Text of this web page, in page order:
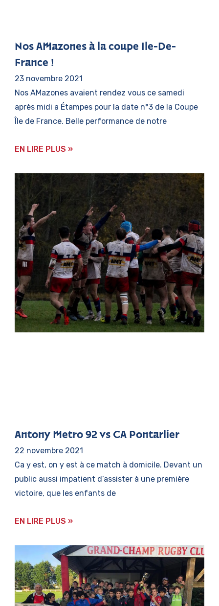
Nos AMazones à la coupe Ile-De-
France !
23 novembre 2021
Nos AMazones avaient rendez vous ce samedi
après midi a Étampes pour la date n°3 de la Coupe
Île de France. Belle performance de notre
EN LIRE PLUS »
Antony Metro 92 vs CA Pontarlier
22 novembre 2021
Ca y est, on y est à ce match à domicile. Devant un
public aussi impatient d’assister à une première
victoire, que les enfants de
EN LIRE PLUS »